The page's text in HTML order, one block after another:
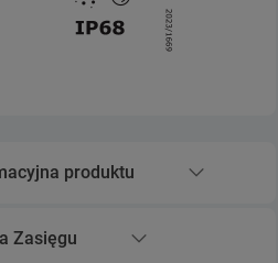
produktu
Karta informacyjna produktu
Zasięgu
sekcję Mapa Zasięgu